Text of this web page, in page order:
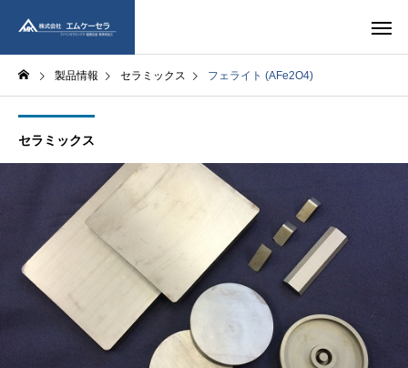
製品情報 セラミックス フェライト (AFe2O4)
セラミックス